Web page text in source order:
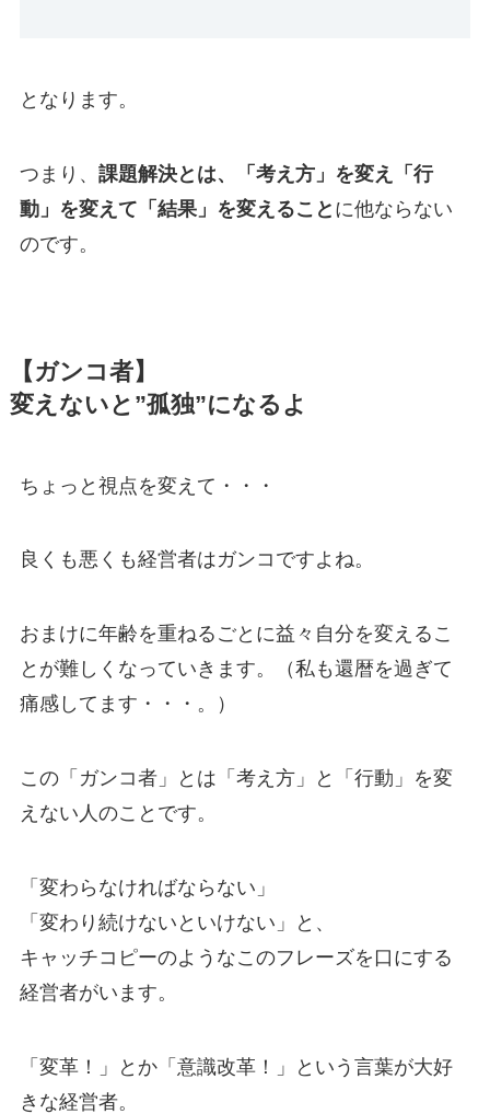
となります。
つまり、 課題解決とは、「考え方」を変え「行
動」を変えて「結果」を変えること に他ならない
のです。
【ガンコ者】
変えないと”孤独”になるよ
ちょっと視点を変えて・・・
良くも悪くも経営者はガンコですよね。
おまけに年齢を重ねるごとに益々自分を変えるこ
とが難しくなっていきます。（私も還暦を過ぎて
痛感してます・・・。）
この「ガンコ者」とは「考え方」と「行動」を変
えない人のことです。
「変わらなければならない」
「変わり続けないといけない」と、
キャッチコピーのようなこのフレーズを口にする
経営者がいます。
「変革！」とか「意識改革！」という言葉が大好
きな経営者。